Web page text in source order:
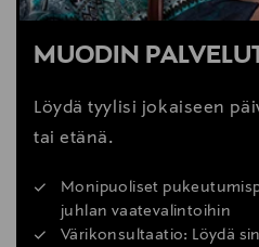
MUODIN
Löydä tyylisi jokaiseen
tai etänä.
Monipuoliset
juhlan vaatevalintoihin
Värikonsultaatio: Löydä